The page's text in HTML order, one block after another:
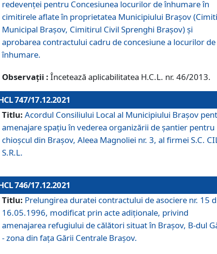
redevenţei pentru Concesiunea locurilor de înhumare în
cimitirele aflate în proprietatea Municipiului Braşov
Municipal Braşov, Cimitirul Civil Sprenghi Braşov) şi
aprobarea contractului cadru de concesiune a locurilor de
înhumare.
Observații : Încetează aplicabilitatea H.C.L. nr. 46/2013.
747/17.12.2021
Titlu: Acordul Consiliului Local al Municipiului Braşov
amenajare spațiu în vederea organizării de șantier pentru
chioșcul din Brașov, Aleea Magnoliei nr. 3, al firmei S.C.
S.R.L.
746/17.12.2021
Titlu: Prelungirea duratei contractului de asociere nr. 15
16.05.1996, modificat prin acte adiționale, privind
amenajarea refugiului de călători situat în Brașov, B-dul
- zona din faţa Gării Centrale Brașov.